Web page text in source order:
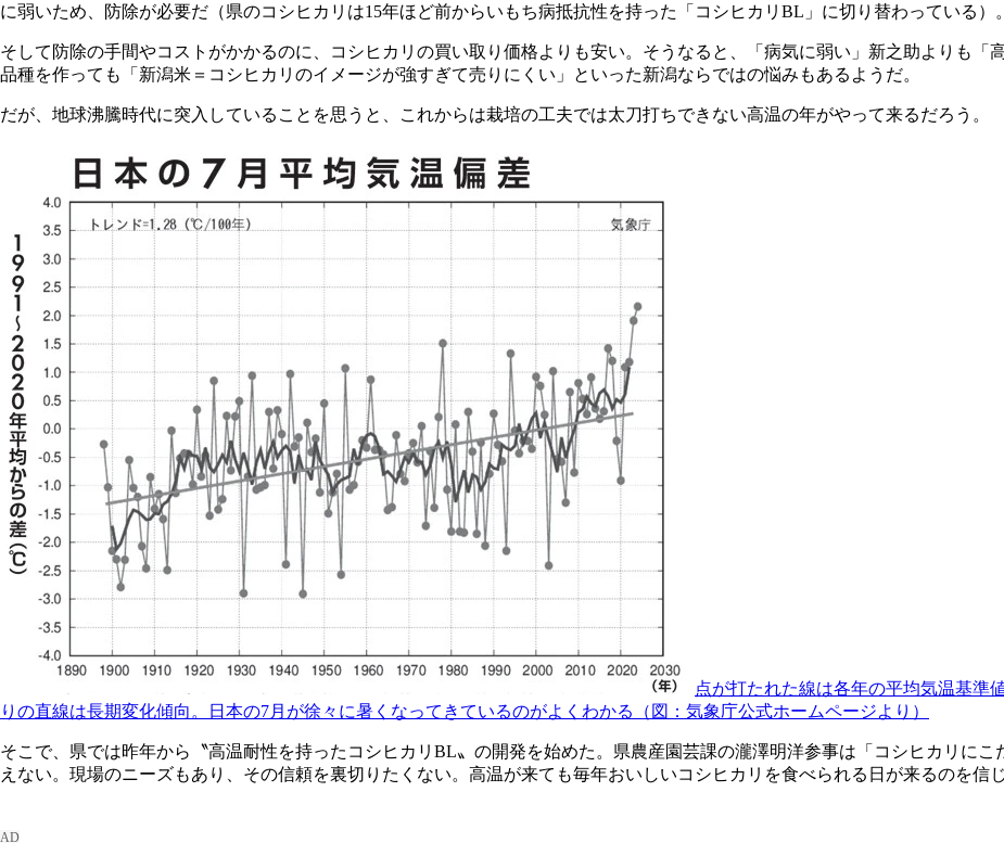
に弱いため、防除が必要だ（県のコシヒカリは15年ほど前からいもち病抵抗性を持った「コシヒカリBL」に切り替わっている）。
そして防除の手間やコストがかかるのに、コシヒカリの買い取り価格よりも安い。そうなると、「病気に弱い」新之助よりも
品種を作っても「新潟米＝コシヒカリのイメージが強すぎて売りにくい」といった新潟ならではの悩みもあるようだ。
だが、地球沸騰時代に突入していることを思うと、これからは栽培の工夫では太刀打ちできない高温の年がやって来るだろう。
点が打たれた線は各年の平均気温基準
りの直線は長期変化傾向。日本の7月が徐々に暑くなってきているのがよくわかる（図：気象庁公式ホームページより）
そこで、県では昨年から〝高温耐性を持ったコシヒカリBL〟の開発を始めた。県農産園芸課の瀧澤明洋参事は「コシヒカリに
えない。現場のニーズもあり、その信頼を裏切りたくない。高温が来ても毎年おいしいコシヒカリを食べられる日が来るのを信